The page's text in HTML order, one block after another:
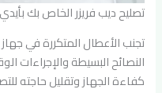
تصليح ديب فريزر الخاص بك
تجنب الأعطال المتكررة في
النصائح البسيطة والإجراءات
كفاءة الجهاز وتقليل حاجته